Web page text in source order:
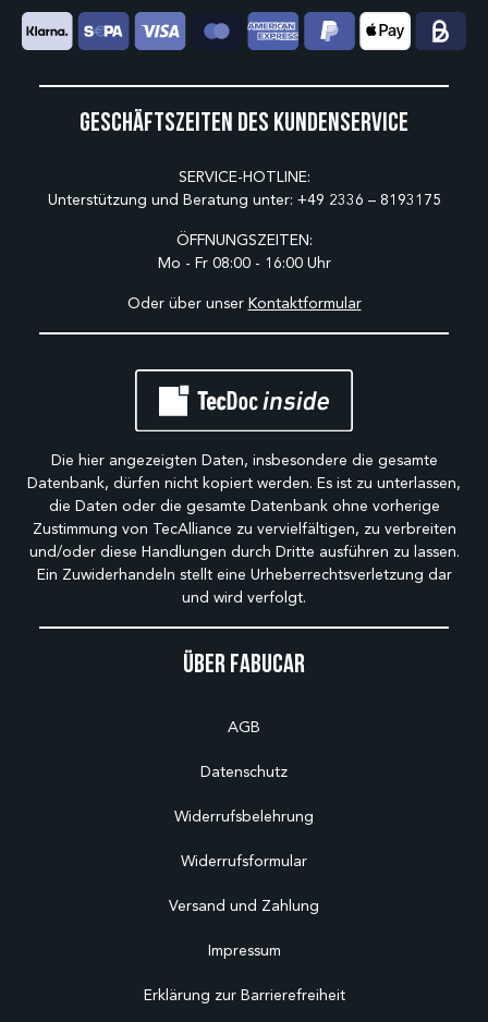
Über Fabucar
AGB
Datenschutz
Widerrufsbelehrung
Widerrufsformular
Versand und Zahlung
Impressum
Erklärung zur Barrierefreiheit
Geschäftszeiten des Kundenservice
SERVICE-HOTLINE:
Unterstützung und Beratung unter: +49 2336 – 8193175
ÖFFNUNGSZEITEN:
Mo - Fr 08:00 - 16:00 Uhr
Oder über unser Kontaktformular
Die hier angezeigten Daten, insbesondere die gesamte
Datenbank, dürfen nicht kopiert werden. Es ist zu unterlassen,
die Daten oder die gesamte Datenbank ohne vorherige
Zustimmung von TecAlliance zu vervielfältigen, zu verbreiten
und/oder diese Handlungen durch Dritte ausführen zu lassen.
Ein Zuwiderhandeln stellt eine Urheberrechtsverletzung dar
und wird verfolgt.